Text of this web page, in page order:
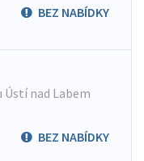
BEZ NABÍDKY
Ústí nad Labem
BEZ NABÍDKY